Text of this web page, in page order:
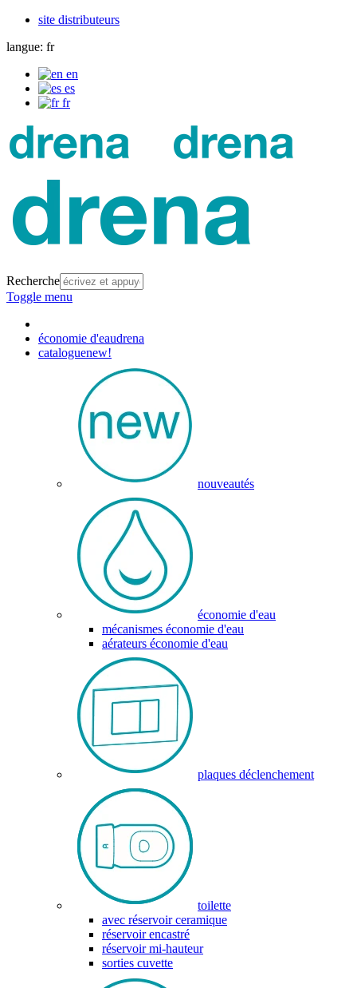
site distributeurs
langue: fr
en
es
fr
Recherche
Toggle menu
économie d'eaudrena
cataloguenew!
nouveautés
économie d'eau
mécanismes économie d'eau
aérateurs économie d'eau
plaques déclenchement
toilette
avec réservoir ceramique
réservoir encastré
réservoir mi-hauteur
sorties cuvette